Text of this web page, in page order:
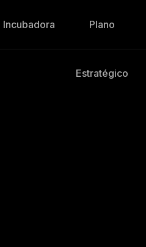
Incubadora Plano
Estratégico